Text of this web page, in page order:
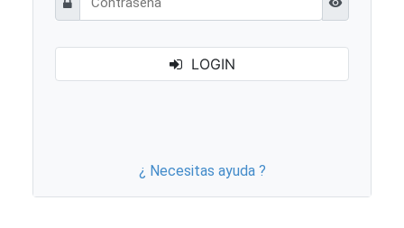
Ver
LOGIN
¿ Necesitas ayuda ?